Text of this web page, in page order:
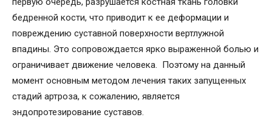
бедренной кости, что приводит к ее деформации и
повреждению суставной поверхности вертлужной
впадины. Это сопровождается ярко выраженной болью и
ограничивает движение человека. Поэтому на данный
момент основным методом лечения таких запущенных
стадий артроза, к сожалению, является
эндопротезирование суставов.